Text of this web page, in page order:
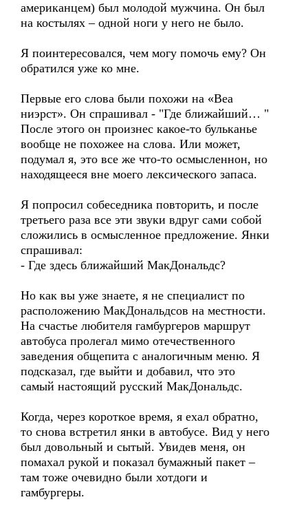
американцем) был молодой мужчина. Он был
на костылях – одной ноги у него не было.
Я поинтересовался, чем могу помочь ему? Он
обратился уже ко мне.
Первые его слова были похожи на «Веа
ниэрст». Он спрашивал - "Где ближайший… "
После этого он произнес какое-то бульканье
вообще не похожее на слова. Или может,
подумал я, это все же что-то осмысленнон, но
находящееся вне моего лексического запаса.
Я попросил собеседника повторить, и после
третьего раза все эти звуки вдруг сами собой
сложились в осмысленное предложение. Янки
спрашивал:
- Где здесь ближайший МакДональдс?
Но как вы уже знаете, я не специалист по
расположению МакДональдсов на местности.
На счастье любителя гамбургеров маршрут
автобуса пролегал мимо отечественного
заведения общепита с аналогичным меню. Я
подсказал, где выйти и добавил, что это
самый настоящий русский МакДональдс.
Когда, через короткое время, я ехал обратно,
то снова встретил янки в автобусе. Вид у него
был довольный и сытый. Увидев меня, он
помахал рукой и показал бумажный пакет –
там тоже очевидно были хотдоги и
гамбургеры.